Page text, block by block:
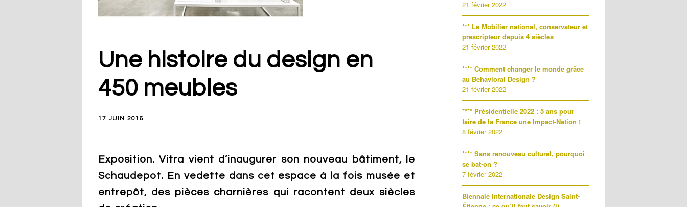
Une histoire du design en
450 meubles
17 JUIN 2016
Exposition. Vitra vient d’inaugurer son nouveau bâtiment, le
Schaudepot. En vedette dans cet espace à la fois musée et
entrepôt, des pièces charnières qui racontent deux siècles
21 février 2022
*** Le Mobilier national, conservateur et
prescripteur depuis 4 siècles
21 février 2022
**** Comment changer le monde grâce
au Behavioral Design ?
21 février 2022
**** Présidentielle 2022 : 5 ans pour
faire de la France une Impact-Nation !
8 février 2022
**** Sans renouveau culturel, pourquoi
se bat-on ?
7 février 2022
Biennale Internationale Design Saint-